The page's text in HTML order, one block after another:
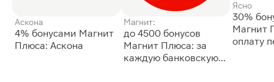
Аскона
4% бонусами Магнит
Плюса: Аскона
Магнит:
до 4500 бонусов
Магнит Плюса: за
каждую банковскую
Ясно
30%
Магнит
оплату